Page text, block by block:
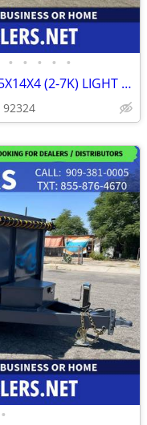
• • • • •
2027 Sky Trailers Dump Trailer 8.5X14X4 (2-7K) LIGHT DUTY
92324
•